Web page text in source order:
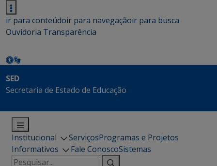
ir para conteúdoir para navegaçãoir para busca
Ouvidoria Transparência
SED
Secretaria de Estado de Educação
Institucional ServiçosProgramas e Projetos
Informativos
Fale ConoscoSistemas
Pesquisar